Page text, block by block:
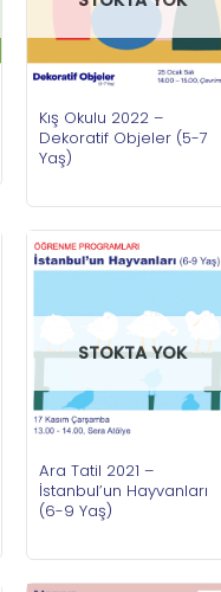
Kış Okulu 2022 –
Dekoratif Objeler (5-7
Yaş)
STOKTA YOK
Ara Tatil 2021 –
İstanbul’un Hayvanları
(6-9 Yaş)